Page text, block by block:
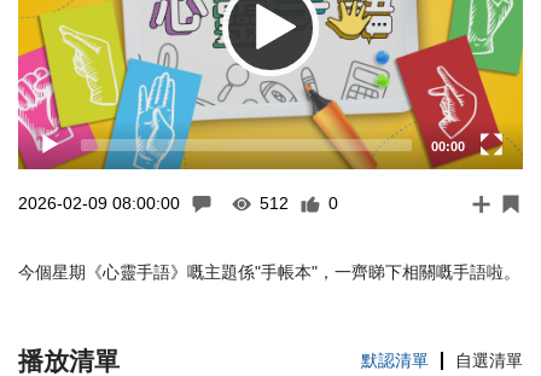
00:00
2026-02-09 08:00:00 512 0
今個星期《心靈手語》嘅主題係"手帳本"，一齊睇下相關嘅手語啦。
播放清單 默認清單 自選清單